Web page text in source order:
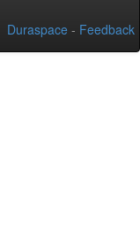
Duraspace - Feedback